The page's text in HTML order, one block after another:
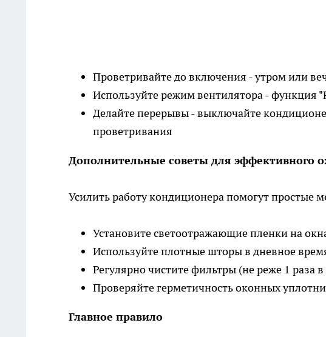
Проветривайте до включения - утром или
Используйте режим вентилятора - функция
Делайте перерывы - выключайте
проветривания
Дополнительные советы для эффективного
Усилить работу кондиционера помогут простые
Установите светоотражающие пленки на
Используйте плотные шторы в дневное
Регулярно чистите фильтры (не реже 1 раза
Проверяйте герметичность оконных
Главное правило